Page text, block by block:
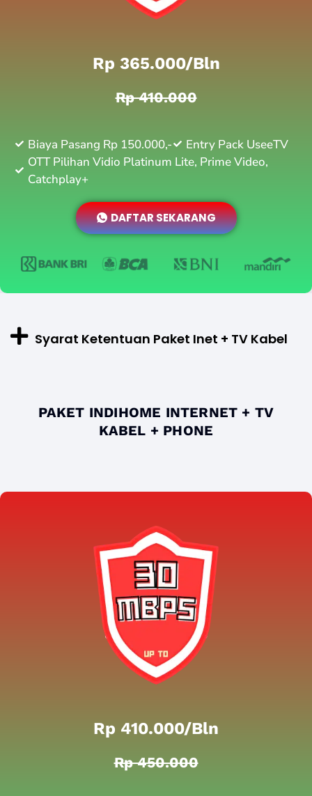
Rp 365.000/bln
Rp 410.000
Biaya Pasang Rp 150.000,-
Entry Pack UseeTV
OTT Pilihan Vidio Platinum Lite, Prime Video,
Catchplay+
DAFTAR SEKARANG
Syarat Ketentuan Paket Inet + TV Kabel
PAKET INDIHOME INTERNET + TV
KABEL + PHONE
Rp 410.000/bln
Rp 450.000